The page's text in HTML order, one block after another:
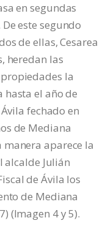
en segundas
este segundo
de ellas, Cesarea
heredan las
la
el año de
fechado en
de Mediana
manera aparece la
alcalde Julián
de Ávila los
de Mediana
(Imagen 4 y 5).